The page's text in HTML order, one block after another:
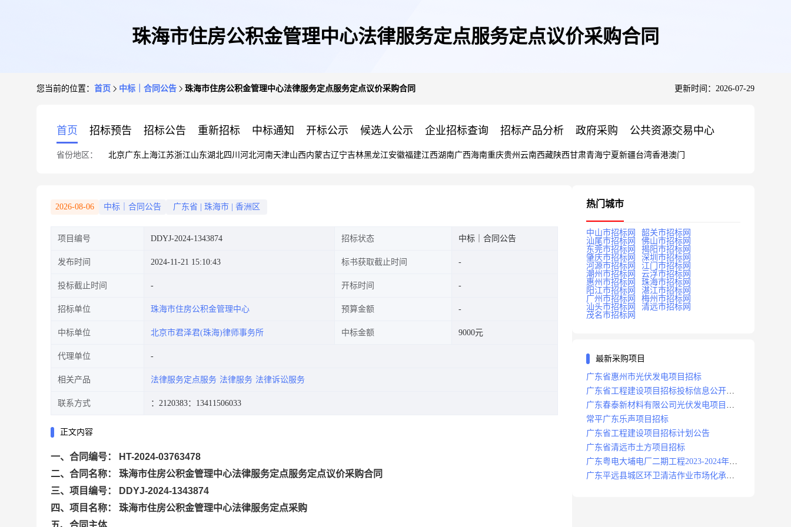
珠海市住房公积金管理中心法律服务定点服务定点议价采购合同
您当前的位置： 首页 中标｜合同公告 珠海市住房公积金管理中心法律服务定点服务定点议价采购合同 更新时间：2026-07-29
首页 招标预告 招标公告 重新招标 中标通知 开标公示 候选人公示 企业招标查询 招标产品分析 政府采购 公共资源交易中心
省份地区： 北京广东 上海江苏浙江山东湖北四川 河北河南天津山西内蒙古辽宁吉林黑龙江安徽福建江西湖南广西海南重庆贵州 云南西藏陕西甘肃青海宁夏新疆台湾香港澳门
2026-08-06 中标｜合同公告 广东省 珠海市 香洲区
项目编号 DDYJ-2024-1343874 招标状态 中标｜合同公告
发布时间 2024-11-21 15:10:43 标书获取截止时间
投标截止时间 开标时间
招标单位 珠海市住房公积金管理中心 预算金额
中标单位 北京市君泽君(珠海)律师事务所 中标金额 9000元
代理单位
相关产品 法律服务定点服务 法律服务 法律诉讼服务
联系方式 ：2120383：13411506033
正文内容
一、合同编号： HT-2024-03763478
二、合同名称： 珠海市住房公积金管理中心法律服务定点服务定点议价采购合同
三、项目编号： DDYJ-2024-1343874
四、项目名称： 珠海市住房公积金管理中心法律服务定点采购
五、合同主体
热门城市
中山市招标网
韶关市招标网
汕尾市招标网
佛山市招标网
东莞市招标网
揭阳市招标网
肇庆市招标网
深圳市招标网
河源市招标网
江门市招标网
潮州市招标网
云浮市招标网
惠州市招标网
珠海市招标网
阳江市招标网
湛江市招标网
广州市招标网
梅州市招标网
汕头市招标网
清远市招标网
茂名市招标网
最新采购项目
广东省惠州市光伏发电项目招标
广东省工程建设项目招标投标信息公开目
录
广东春泰新材料有限公司光伏发电项目招
标
常平广东乐声项目招标
广东省工程建设项目招标计划公告
广东省清远市土方项目招标
广东粤电大埔电厂二期工程2023-2024年度
安保服务项目招标公告
广东平远县城区环卫清洁作业市场化承包